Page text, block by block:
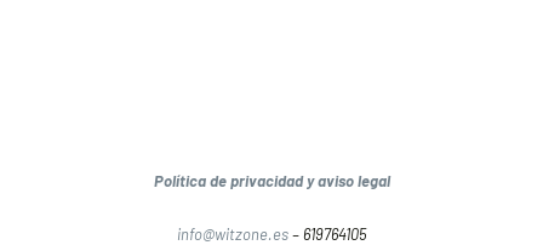
Política de privacidad y aviso legal
info@witzone.es– 619764105